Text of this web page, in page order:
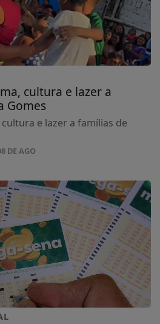
cultura e lazer a
Gomes
e lazer a famílias de
DE AGO